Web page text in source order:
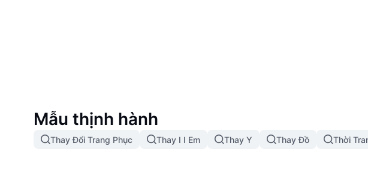
Mẫu thịnh hành
Thay Đổi Trang Phục Thay I I Em Thay Y Thay Đồ Thời